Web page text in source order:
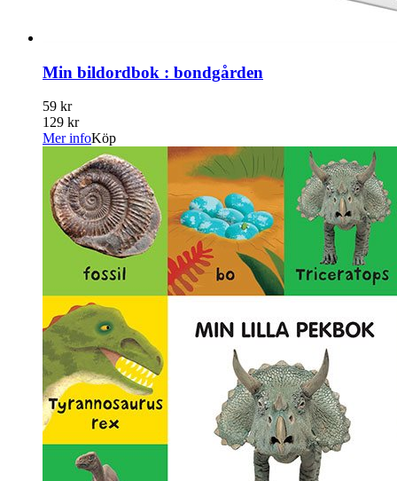
Min bildordbok : bondgården
59 kr
129 kr
Mer infoKöp